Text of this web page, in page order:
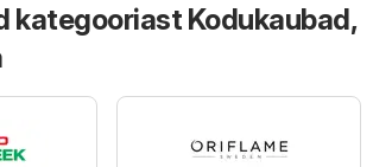
kategooriast Kodukaubad,